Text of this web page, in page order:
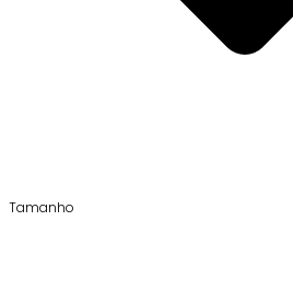
Tamanho